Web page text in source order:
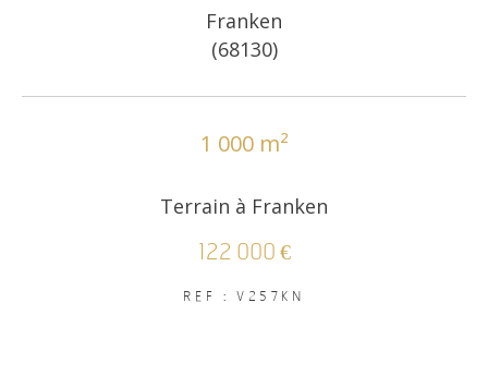
Franken
(68130)
1 000 m²
Terrain à Franken
122 000 €
REF : V257KN
RECHERCHER